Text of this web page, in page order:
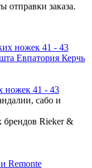
отправки заказа.
ножек 41 - 43
сабо и
брендов Rieker &